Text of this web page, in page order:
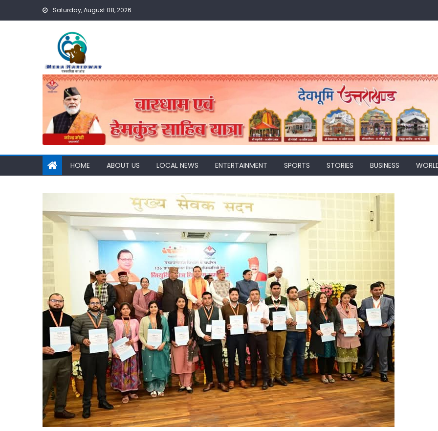
Saturday, August 08, 2026
HOME ABOUT US LOCAL NEWS ENTERTAINMENT SPORTS STORIES BUSINESS